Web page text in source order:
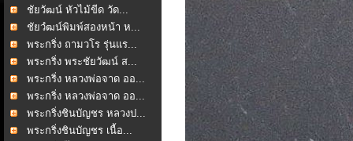
ชัยวัฒน์ หัวไม้ขีด วัด...
ชัยวํฒน์พิมพ์สองหน้า ห...
พระกริ่ง ถามวโร รุ่นแร...
พระกริ่ง พระชัยวัฒน์ ส...
พระกริ่ง หลวงพ่อจาด ออ...
พระกริ่ง หลวงพ่อจาด ออ...
พระกริ่งชินบัญชร หลวงป...
พระกริ่งชินบัญชร เนื้อ...